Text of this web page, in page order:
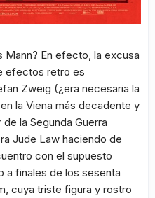
En efecto, la excusa
efectos retro es
Zweig (¿era necesaria la
la Viena más decadente y
la Segunda Guerra
Jude Law haciendo de
con el supuesto
a finales de los sesenta
cuya triste figura y rostro